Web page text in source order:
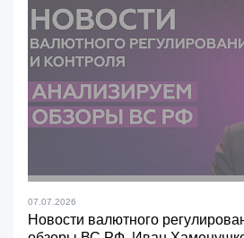
07.07.2026
Новости валютного